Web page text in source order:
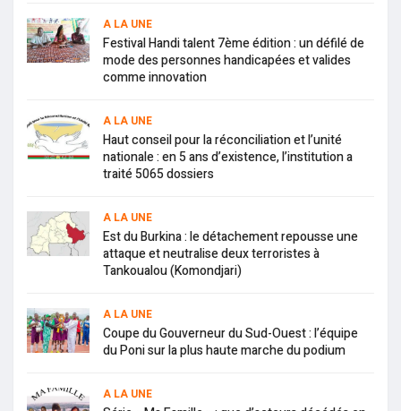
A LA UNE
Festival Handi talent 7ème édition : un défilé de
mode des personnes handicapées et valides
comme innovation
A LA UNE
Haut conseil pour la réconciliation et l’unité
nationale : en 5 ans d’existence, l’institution a
traité 5065 dossiers
A LA UNE
Est du Burkina : le détachement repousse une
attaque et neutralise deux terroristes à
Tankoualou (Komondjari)
A LA UNE
Coupe du Gouverneur du Sud-Ouest : l’équipe
du Poni sur la plus haute marche du podium
A LA UNE